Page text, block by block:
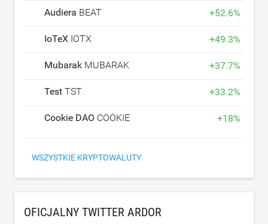
Audiera BEAT +52.6%
IoTeX IOTX +49.3%
Mubarak MUBARAK +37.7%
Test TST +33.2%
Cookie DAO COOKIE +18%
WSZYSTKIE KRYPTOWALUTY
OFICJALNY TWITTER ARDOR